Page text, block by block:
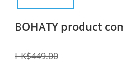
BOHATY product
HK$449.00